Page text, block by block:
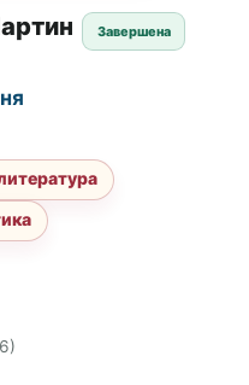
Завершена